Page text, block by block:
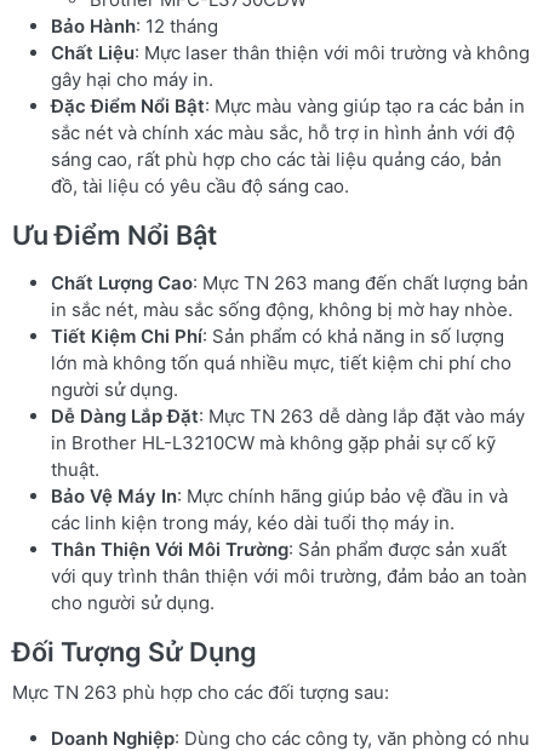
Bảo Hành: 12 tháng
Chất Liệu: Mực laser thân thiện với môi trường và không
gây hại cho máy in.
Đặc Điểm Nổi Bật: Mực màu vàng giúp tạo ra các bản in
sắc nét và chính xác màu sắc, hỗ trợ in hình ảnh với độ
sáng cao, rất phù hợp cho các tài liệu quảng cáo, bản
đồ, tài liệu có yêu cầu độ sáng cao.
Ưu Điểm Nổi Bật
Chất Lượng Cao: Mực TN 263 mang đến chất lượng bản
in sắc nét, màu sắc sống động, không bị mờ hay nhòe.
Tiết Kiệm Chi Phí: Sản phẩm có khả năng in số lượng
lớn mà không tốn quá nhiều mực, tiết kiệm chi phí cho
người sử dụng.
Dễ Dàng Lắp Đặt: Mực TN 263 dễ dàng lắp đặt vào máy
in Brother HL-L3210CW mà không gặp phải sự cố kỹ
thuật.
Bảo Vệ Máy In: Mực chính hãng giúp bảo vệ đầu in và
các linh kiện trong máy, kéo dài tuổi thọ máy in.
Thân Thiện Với Môi Trường: Sản phẩm được sản xuất
với quy trình thân thiện với môi trường, đảm bảo an toàn
cho người sử dụng.
Đối Tượng Sử Dụng
Mực TN 263 phù hợp cho các đối tượng sau:
Doanh Nghiệp: Dùng cho các công ty, văn phòng có nhu